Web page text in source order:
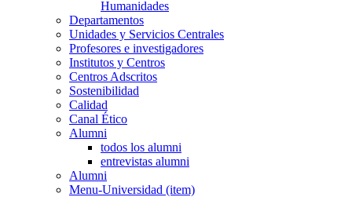
Humanidades
Departamentos
Unidades y Servicios Centrales
Profesores e investigadores
Institutos y Centros
Centros Adscritos
Sostenibilidad
Calidad
Canal Ético
Alumni
todos los alumni
entrevistas alumni
Alumni
Menu-Universidad (item)